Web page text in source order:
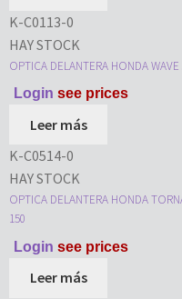
K-C0113-0
HAY STOCK
OPTICA DELANTERA HONDA WAVE
Login see prices
Leer más
K-C0514-0
HAY STOCK
OPTICA DELANTERA HONDA
150
Login see prices
Leer más